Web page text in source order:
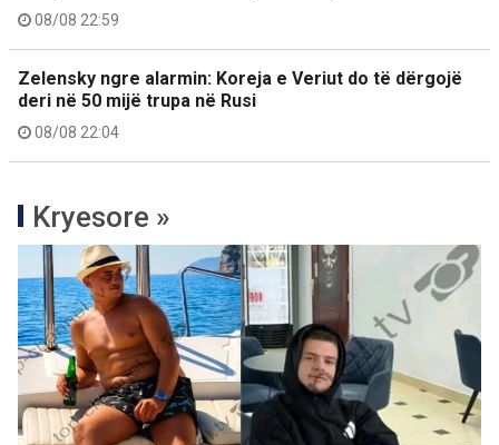
08/08 22:59
Zelensky ngre alarmin: Koreja e Veriut do të dërgojë
deri në 50 mijë trupa në Rusi
08/08 22:04
Kryesore »